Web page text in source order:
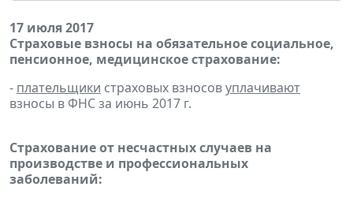
17 июля 2017
Страховые взносы на обязательное социальное,
пенсионное, медицинское страхование:
- плательщики страховых взносовуплачивают
взносы в ФНС за июнь 2017 г.
Страхование от несчастных случаев на
производстве и профессиональных
заболеваний: